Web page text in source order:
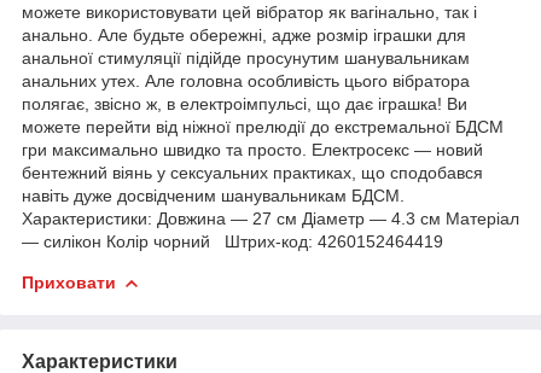
можете використовувати цей вібратор як вагінально, так і
анально. Але будьте обережні, адже розмір іграшки для
анальної стимуляції підійде просунутим шанувальникам
анальних утех. Але головна особливість цього вібратора
полягає, звісно ж, в електроімпульсі, що дає іграшка! Ви
можете перейти від ніжної прелюдії до екстремальної БДСМ
гри максимально швидко та просто. Електросекс — новий
бентежний віянь у сексуальних практиках, що сподобався
навіть дуже досвідченим шанувальникам БДСМ.
Характеристики: Довжина — 27 см Діаметр — 4.3 см Матеріал
— силікон Колір чорний Штрих-код: 4260152464419
Приховати
Характеристики